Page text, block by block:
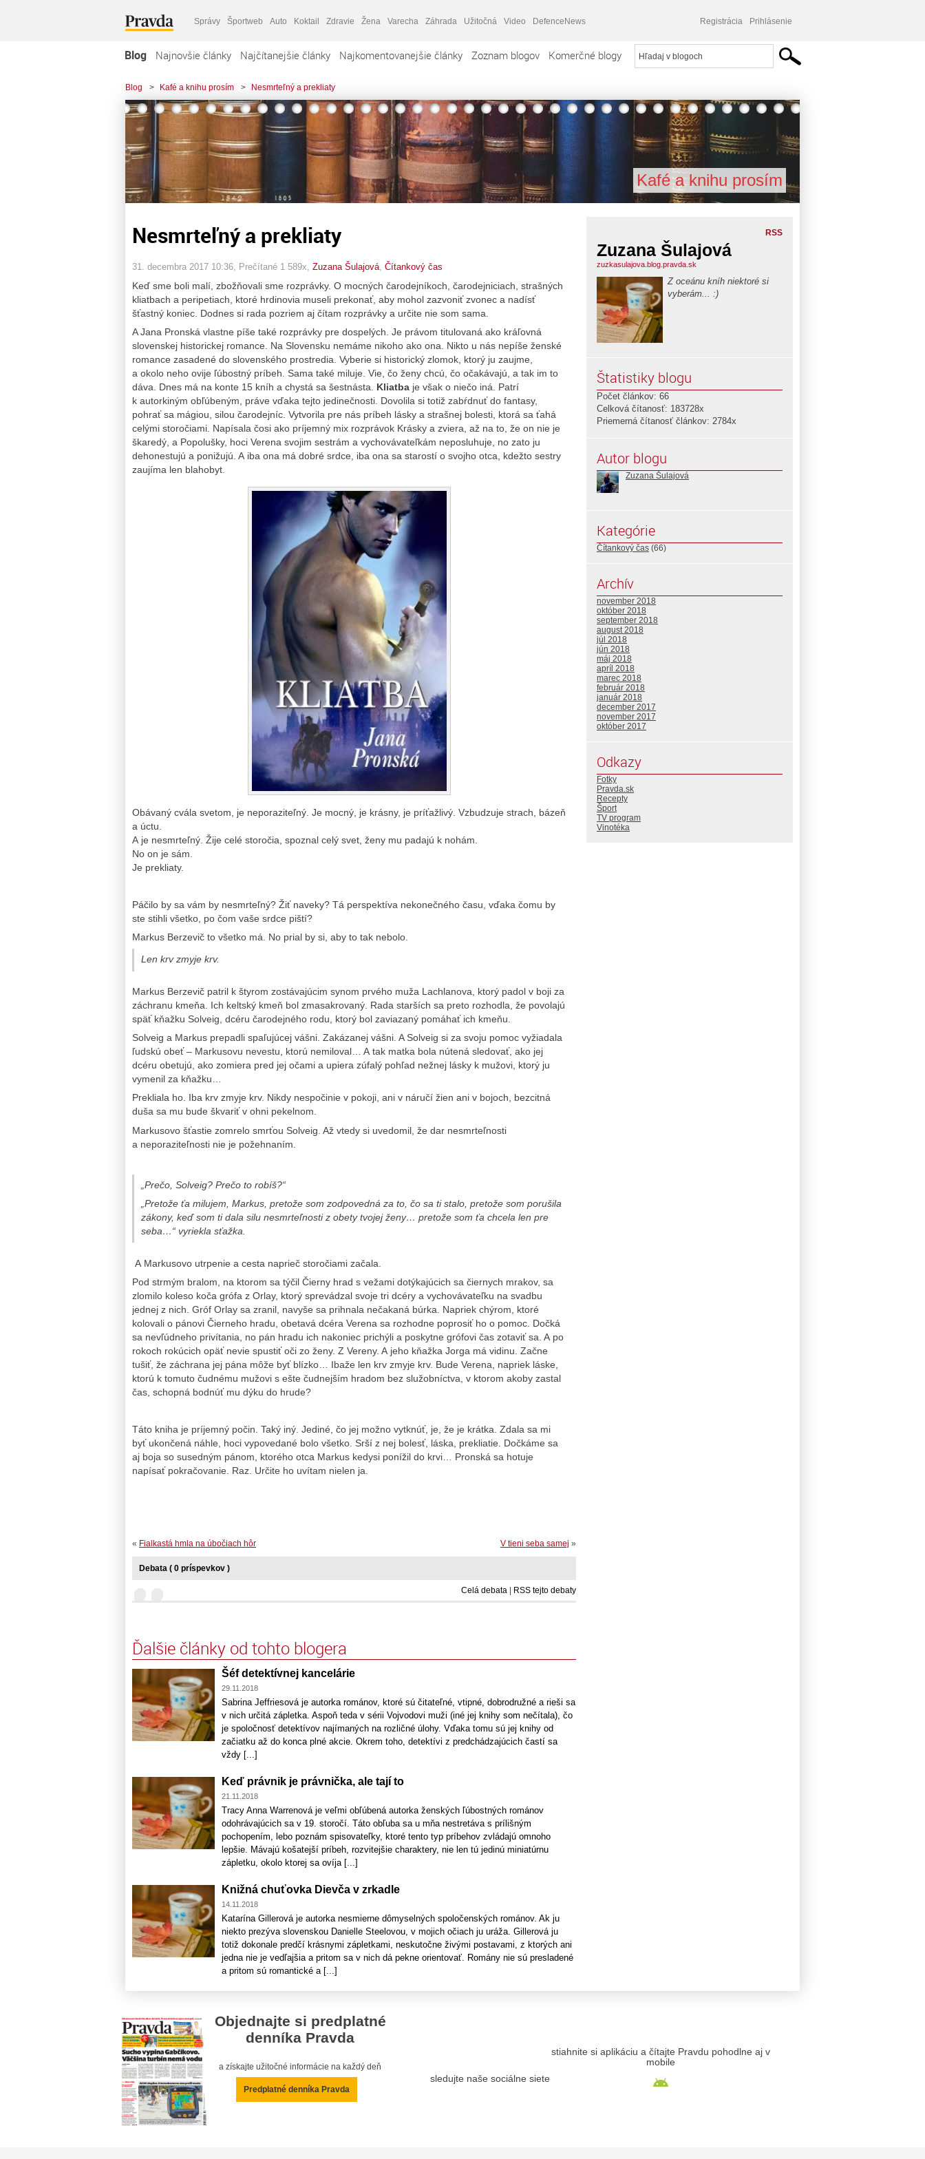
Správy Športweb Auto Koktail Zdravie Žena Varecha Záhrada Užitočná Video DefenceNews Registrácia Prihlásenie
Blog Najnovšie články Najčítanejšie články Najkomentovanejšie články Zoznam blogov Komerčné blogy
Blog > Kafé a knihu prosím > Nesmrteľný a prekliaty
Kafé a knihu prosím
Nesmrteľný a prekliaty
31. decembra 2017 10:36 , Prečítané 1 589x, Zuzana Šulajová Čítankový čas
Keď sme boli malí, zbožňovali sme rozprávky. O mocných čarodejníkoch, čarodejniciach, strašných
kliatbach a peripetiach, ktoré hrdinovia museli prekonať, aby mohol zazvoniť zvonec a nadísť
šťastný koniec. Dodnes si rada pozriem aj čítam rozprávky a určite nie som sama.
A Jana Pronská vlastne píše také rozprávky pre dospelých. Je právom titulovaná ako kráľovná
slovenskej historickej romance. Na Slovensku nemáme nikoho ako ona. Nikto u nás nepíše ženské
romance zasadené do slovenského prostredia. Vyberie si historický zlomok, ktorý ju zaujme,
a okolo neho ovije ľúbostný príbeh. Sama také miluje. Vie, čo ženy chcú, čo očakávajú, a tak im to
dáva. Dnes má na konte 15 kníh a chystá sa šestnásta. Kliatba je však o niečo iná. Patrí
k autorkiným obľúbeným, práve vďaka tejto jedinečnosti. Dovolila si totiž zabŕdnuť do fantasy,
pohrať sa mágiou, silou čarodejníc. Vytvorila pre nás príbeh lásky a strašnej bolesti, ktorá sa ťahá
celými storočiami. Napísala čosi ako príjemný mix rozprávok Krásky a zviera, až na to, že on nie je
škaredý, a Popolušky, hoci Verena svojim sestrám a vychovávateľkám neposluhuje, no zato ju
dehonestujú a ponižujú. A iba ona má dobré srdce, iba ona sa starostí o svojho otca, kdežto sestry
zaujíma len blahobyt.
Obávaný cvála svetom, je neporaziteľný. Je mocný, je krásny, je príťažlivý. Vzbudzuje strach, bázeň
a úctu.
A je nesmrteľný. Žije celé storočia, spoznal celý svet, ženy mu padajú k nohám.
No on je sám.
Je prekliaty.
Páčilo by sa vám by nesmrteľný? Žiť naveky? Tá perspektíva nekonečného času, vďaka čomu by
ste stihli všetko, po čom vaše srdce piští?
Markus Berzevič to všetko má. No prial by si, aby to tak nebolo.
Len krv zmyje krv.
Markus Berzevič patril k štyrom zostávajúcim synom prvého muža Lachlanova, ktorý padol v boji za
záchranu kmeňa. Ich keltský kmeň bol zmasakrovaný. Rada starších sa preto rozhodla, že povolajú
späť kňažku Solveig, dcéru čarodejného rodu, ktorý bol zaviazaný pomáhať ich kmeňu.
Solveig a Markus prepadli spaľujúcej vášni. Zakázanej vášni. A Solveig si za svoju pomoc vyžiadala
ľudskú obeť – Markusovu nevestu, ktorú nemiloval… A tak matka bola nútená sledovať, ako jej
dcéru obetujú, ako zomiera pred jej očami a upiera zúfalý pohľad nežnej lásky k mužovi, ktorý ju
vymenil za kňažku…
Prekliala ho. Iba krv zmyje krv. Nikdy nespočinie v pokoji, ani v náručí žien ani v bojoch, bezcitná
duša sa mu bude škvariť v ohni pekelnom.
Markusovo šťastie zomrelo smrťou Solveig. Až vtedy si uvedomil, že dar nesmrteľnosti
a neporaziteľnosti nie je požehnaním.
„Prečo, Solveig? Prečo to robíš?“
„Pretože ťa milujem, Markus, pretože som zodpovedná za to, čo sa ti stalo, pretože som porušila
zákony, keď som ti dala silu nesmrteľnosti z obety tvojej ženy… pretože som ťa chcela len pre
seba…“ vyriekla sťažka.
A Markusovo utrpenie a cesta naprieč storočiami začala.
Pod strmým bralom, na ktorom sa týčil Čierny hrad s vežami dotýkajúcich sa čiernych mrakov, sa
zlomilo koleso koča grófa z Orlay, ktorý sprevádzal svoje tri dcéry a vychovávateľku na svadbu
jednej z nich. Gróf Orlay sa zranil, navyše sa prihnala nečakaná búrka. Napriek chýrom, ktoré
kolovali o pánovi Čierneho hradu, obetavá dcéra Verena sa rozhodne poprosiť ho o pomoc. Dočká
sa nevľúdneho privítania, no pán hradu ich nakoniec prichýli a poskytne grófovi čas zotaviť sa. A po
rokoch rokúcich opäť nevie spustiť oči zo ženy. Z Vereny. A jeho kňažka Jorga má vidinu. Začne
tušiť, že záchrana jej pána môže byť blízko… Ibaže len krv zmyje krv. Bude Verena, napriek láske,
ktorú k tomuto čudnému mužovi s ešte čudnejším hradom bez služobníctva, v ktorom akoby zastal
čas, schopná bodnúť mu dýku do hrude?
Táto kniha je príjemný počin. Taký iný. Jediné, čo jej možno vytknúť, je, že je krátka. Zdala sa mi
byť ukončená náhle, hoci vypovedané bolo všetko. Srší z nej bolesť, láska, prekliatie. Dočkáme sa
aj boja so susedným pánom, ktorého otca Markus kedysi ponížil do krvi… Pronská sa hotuje
napísať pokračovanie. Raz. Určite ho uvítam nielen ja.
V tieni seba samej »
« Fialkastá hmla na úbočiach hôr
Debata ( 0 príspevkov )
Celá debata RSS tejto debaty
Ďalšie články od tohto blogera
Šéf detektívnej kancelárie
29.11.2018
Sabrina Jeffriesová je autorka románov, ktoré sú čitateľné, vtipné, dobrodružné a rieši sa
v nich určitá zápletka. Aspoň teda v sérii Vojvodovi muži (iné jej knihy som nečítala), čo
je spoločnosť detektívov najímaných na rozličné úlohy. Vďaka tomu sú jej knihy od
začiatku až do konca plné akcie. Okrem toho, detektívi z predchádzajúcich častí sa
vždy [...]
Keď právnik je právnička, ale tají to
21.11.2018
Tracy Anna Warrenová je veľmi obľúbená autorka ženských ľúbostných románov
odohrávajúcich sa v 19. storočí. Táto obľuba sa u mňa nestretáva s prílišným
pochopením, lebo poznám spisovateľky, ktoré tento typ príbehov zvládajú omnoho
lepšie. Mávajú košatejší príbeh, rozvitejšie charaktery, nie len tú jedinú miniatúrnu
zápletku, okolo ktorej sa ovíja [...]
Knižná chuťovka Dievča v zrkadle
14.11.2018
Katarína Gillerová je autorka nesmierne dômyselných spoločenských románov. Ak ju
niekto prezýva slovenskou Danielle Steelovou, v mojich očiach ju uráža. Gillerová ju
totiž dokonale predčí krásnymi zápletkami, neskutočne živými postavami, z ktorých ani
jedna nie je vedľajšia a pritom sa v nich dá pekne orientovať. Romány nie sú presladené
a pritom sú romantické a [...]
RSS
Zuzana Šulajová
zuzkasulajova.blog.pravda.sk
Z oceánu kníh niektoré si
vyberám... :)
Štatistiky blogu
Počet článkov: 66
Celková čítanosť: 183728x
Priemerná čítanosť článkov: 2784x
Autor blogu
Zuzana Šulajová
Kategórie
Čítankový čas (66)
Archív
november 2018
október 2018
september 2018
august 2018
júl 2018
jún 2018
máj 2018
apríl 2018
marec 2018
február 2018
január 2018
december 2017
november 2017
október 2017
Odkazy
Fotky
Pravda.sk
Recepty
Šport
TV program
Vinotéka
Objednajte si predplatné
denníka Pravda
a získajte užitočné informácie na každý deň
Predplatné denníka Pravda
sledujte naše sociálne siete
stiahnite si aplikáciu a čítajte Pravdu pohodlne aj v
mobile